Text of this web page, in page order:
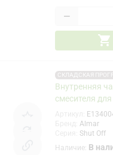
−
СКЛАДСКАЯ
Внутренняя
смесителя
Almar
Shut Off
Наличие: В